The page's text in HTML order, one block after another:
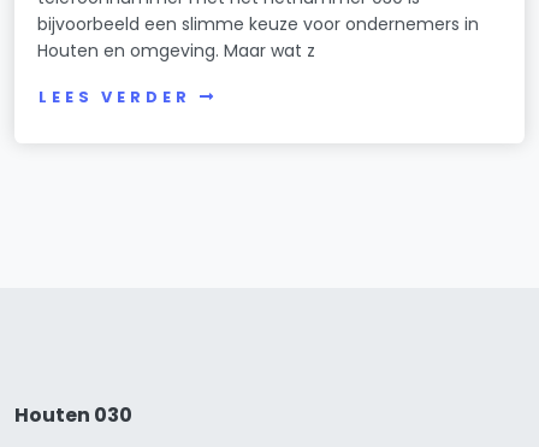
bijvoorbeeld een slimme keuze voor ondernemers in
Houten en omgeving. Maar wat z
LEES VERDER
Houten 030